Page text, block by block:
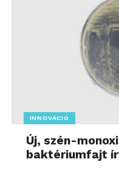
INNOVÁCIÓ
Új, szén-
baktériumfajt